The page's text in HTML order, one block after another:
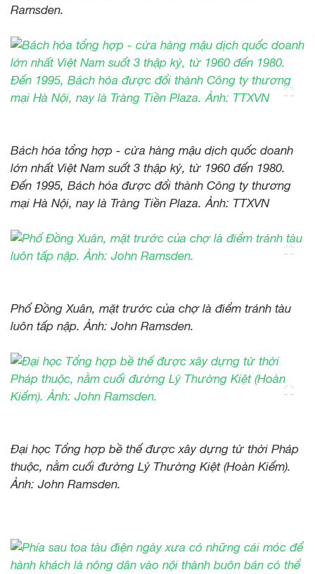
Ramsden.
Bách hóa tổng hợp - cửa hàng mậu dịch quốc doanh
lớn nhất Việt Nam suốt 3 thập kỷ, từ 1960 đến 1980.
Đến 1995, Bách hóa được đổi thành Công ty thương
mại Hà Nội, nay là Tràng Tiền Plaza. Ảnh: TTXVN
Phố Đồng Xuân, mặt trước của chợ là điểm tránh tàu
luôn tấp nập. Ảnh: John Ramsden.
Đại học Tổng hợp bề thế được xây dựng từ thời Pháp
thuộc, nằm cuối đường Lý Thường Kiệt (Hoàn Kiếm).
Ảnh: John Ramsden.